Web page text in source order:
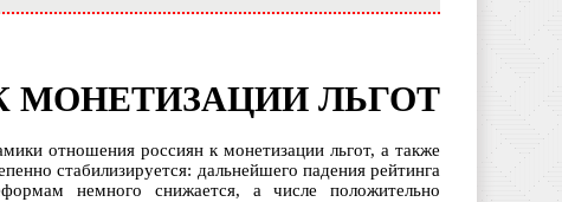
МОНЕТИЗАЦИИ ЛЬГОТ
отношения россиян к монетизации льгот, а также
стабилизируется: дальнейшего падения рейтинга
немного снижается, а числе положительно